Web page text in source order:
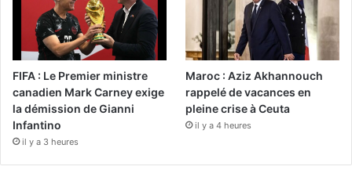
FIFA : Le Premier ministre
canadien Mark Carney exige
la démission de Gianni
Infantino
il y a 3 heures
Maroc : Aziz Akhannouch
rappelé de vacances en
pleine crise à Ceuta
il y a 4 heures